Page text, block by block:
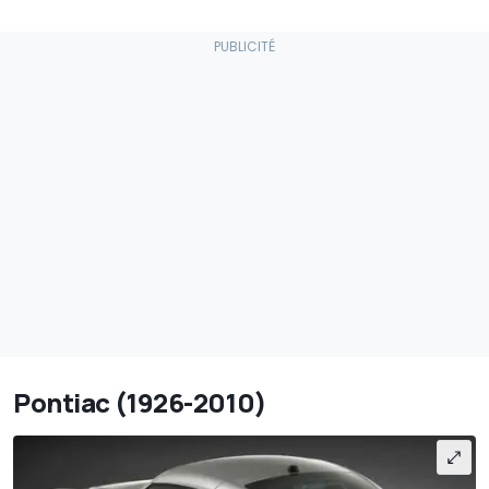
Pontiac (1926-2010)